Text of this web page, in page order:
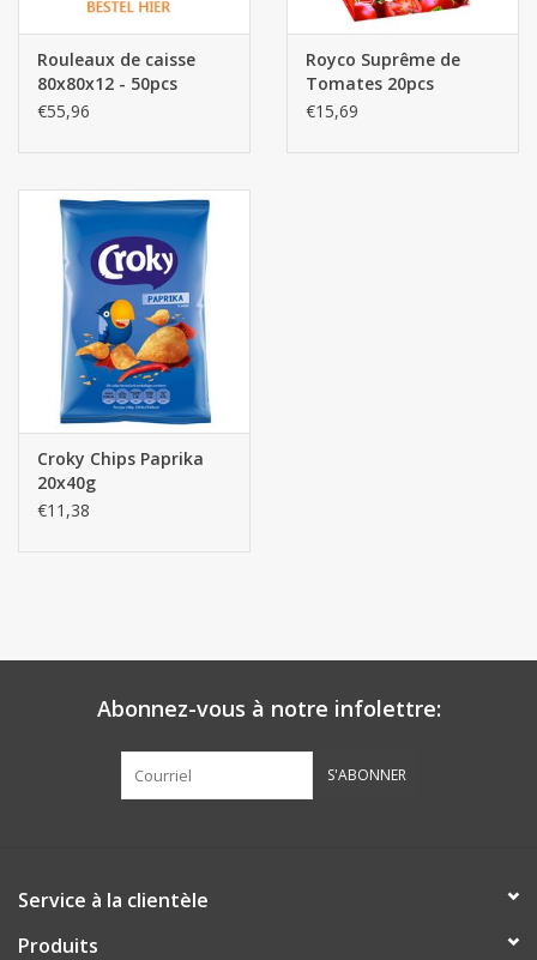
Rouleaux de caisse
80x80x12 - 50pcs
€55,96
Royco Suprême de
Tomates 20pcs
€15,69
Croky Chips Paprika
20x40g
€11,38
Abonnez-vous à notre infolettre:
S'ABONNER
Service à la clientèle
Produits